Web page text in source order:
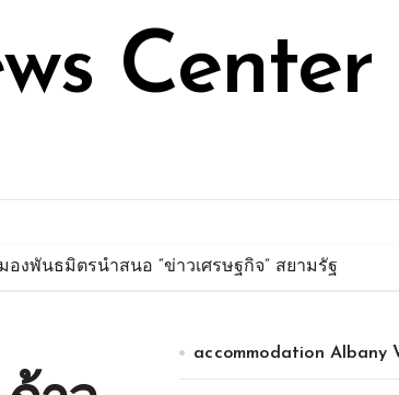
Center
องพันธมิตรนำสนอ “ข่าวเศรษฐกิจ” สยามรัฐ
accommodation Albany